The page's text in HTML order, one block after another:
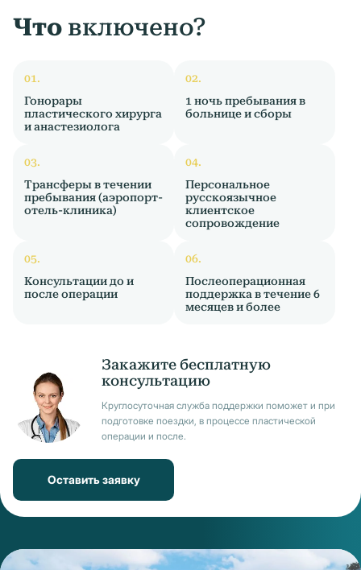
Что включено?
Гонорары
пластического хирурга
и анастезиолога
1 ночь пребывания в
больнице и сборы
Трансферы в течении
пребывания (аэропорт-
отель-клиника)
Персональное
русскоязычное
клиентское
сопровождение
Консультации до и
после операции
Послеоперационная
поддержка в течение 6
месяцев и более
Закажите бесплатную
консультацию
Круглосуточная служба поддержки поможет и при
подготовке поездки, в процессе пластической
операции и после.
Оставить заявку